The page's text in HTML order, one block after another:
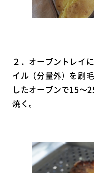
２．オーブントレイ
イル（分量外）を刷
したオーブンで15〜
焼く。